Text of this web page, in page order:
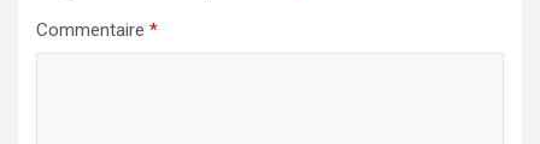
Commentaire *